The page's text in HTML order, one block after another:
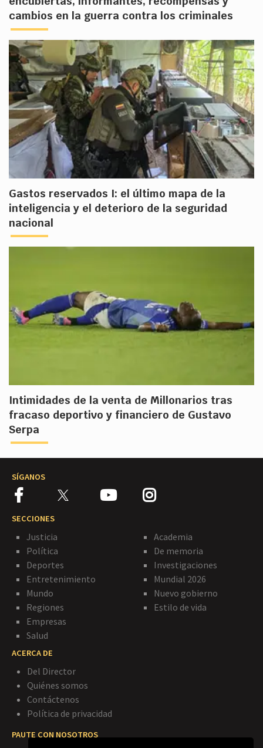
cambios en la guerra contra los criminales
Gastos reservados I: el último mapa de la
inteligencia y el deterioro de la seguridad
nacional
Intimidades de la venta de Millonarios tras
fracaso deportivo y financiero de Gustavo
Serpa
SÍGANOS
SECCIONES
Justicia
Política
Deportes
Entretenimiento
Mundo
Regiones
Empresas
Salud
Academia
De memoria
Investigaciones
Mundial 2026
Nuevo gobierno
Estilo de vida
ACERCA DE
Del Director
Quiénes somos
Contáctenos
Política de privacidad
PAUTE CON NOSOTROS